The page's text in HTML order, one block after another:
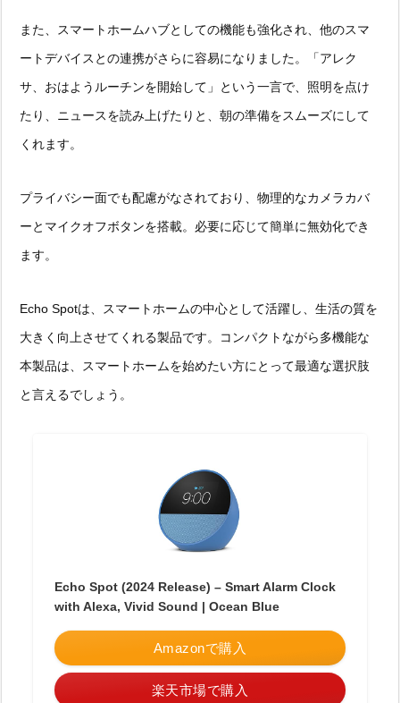
また、スマートホームハブとしての機能も強化され、他のスマ
ートデバイスとの連携がさらに容易になりました。「アレク
サ、おはようルーチンを開始して」という一言で、照明を点け
たり、ニュースを読み上げたりと、朝の準備をスムーズにして
くれます。
プライバシー面でも配慮がなされており、物理的なカメラカバ
ーとマイクオフボタンを搭載。必要に応じて簡単に無効化でき
ます。
Echo Spotは、スマートホームの中心として活躍し、生活の質を
大きく向上させてくれる製品です。コンパクトながら多機能な
本製品は、スマートホームを始めたい方にとって最適な選択肢
と言えるでしょう。
Echo Spot (2024 Release) – Smart Alarm Clock
with Alexa, Vivid Sound | Ocean Blue
Amazonで購入
楽天市場で購入